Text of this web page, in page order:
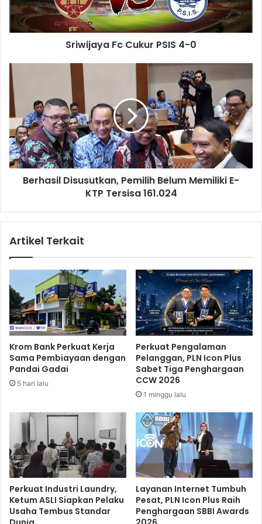
a
a
C
u
k
r
P
S
I
S
Sriwijaya Fc Cukur PSIS 4-0
B
e
a
s
i
l
D
t
,
P
e
m
l
i
B
l
M
e
m
i
l
i
Berhasil Disusutkan, Pemilih Belum Memiliki E-
KTP Tersisa 161.024
Artikel Terkait
Krom Bank Perkuat Kerja
Sama Pembiayaan dengan
Pandai Gadai
5 hari lalu
Perkuat Pengalaman
Pelanggan, PLN Icon Plus
Sabet Tiga Penghargaan
CCW 2026
1 minggu lalu
Perkuat Industri Laundry,
Ketum ASLI Siapkan Pelaku
Usaha Tembus Standar
Layanan Internet Tumbuh
Pesat, PLN Icon Plus Raih
Penghargaan SBBI Awards